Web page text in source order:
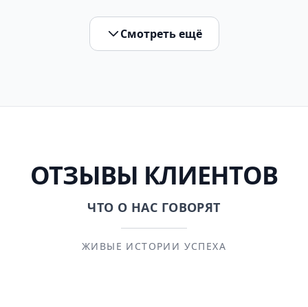
Смотреть ещё
ОТЗЫВЫ КЛИЕНТОВ
ЧТО О НАС ГОВОРЯТ
ЖИВЫЕ ИСТОРИИ УСПЕХА